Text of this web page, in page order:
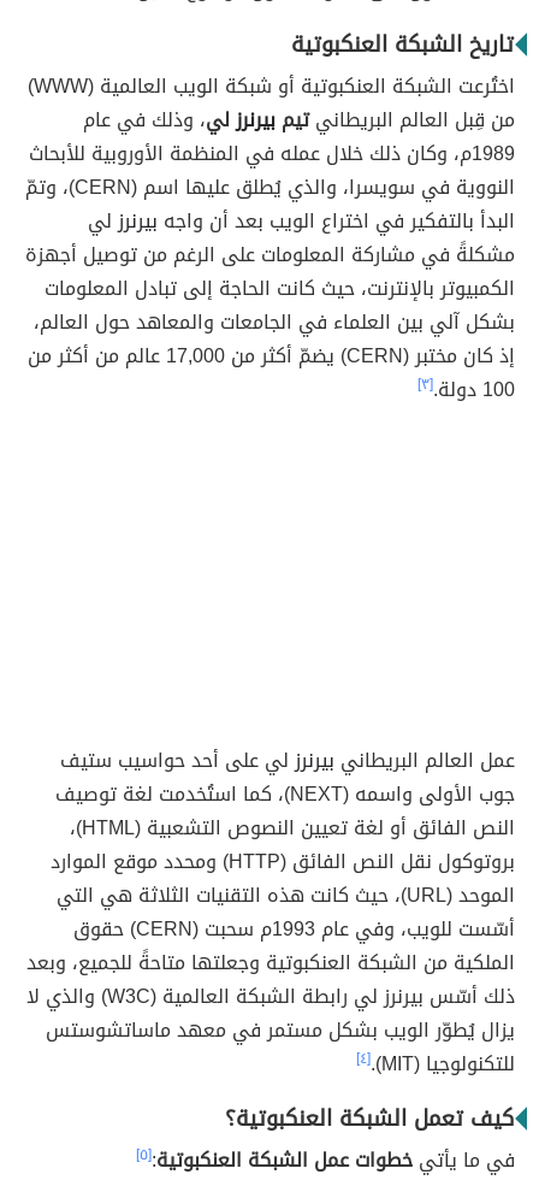
تاريخ الشبكة العنكبوتية
اختُرعت الشبكة العنكبوتية أو شبكة الويب العالمية (WWW)
من قِبل العالم البريطانيتيمبيرنرزلي، وذلك في عام
1989م، وكان ذلك خلال عمله في المنظمة الأوروبية للأبحاث
النووية في سويسرا، والذي يُطلق عليها اسم (CERN)، وتمّ
البدأ بالتفكير في اختراع الويب بعد أن واجه بيرنرزلي
مشكلةً في مشاركة المعلومات على الرغم من توصيل أجهزة
الكمبيوتر بالإنترنت، حيث كانت الحاجة إلى تبادل المعلومات
بشكل آلي بين العلماء في الجامعات والمعاهد حول العالم،
إذ كان مختبر (CERN) يضمّ أكثر من 17,000 عالم من أكثر من
100 دولة.
[٣]
عمل العالم البريطاني بيرنرزلي على أحد حواسيب ستيف
جوب الأولى واسمه (NEXT)، كما استُخدمت لغة توصيف
النص الفائق أو لغة تعيين النصوص التشعبية (HTML)،
بروتوكول نقل النص الفائق (HTTP) ومحدد موقع الموارد
الموحد (URL)، حيث كانت هذه التقنيات الثلاثة هي التي
أسّست للويب، وفي عام 1993م سحبت (CERN) حقوق
الملكية من الشبكة العنكبوتية وجعلتها متاحةً للجميع، وبعد
ذلك أسّس بيرنرز لي رابطة الشبكة العالمية (W3C) والذي لا
يزال يُطوّر الويب بشكل مستمر في معهد ماساتشوستس
للتكنولوجيا (MIT).
[٤]
كيف تعمل الشبكة العنكبوتية؟
في ما يأتيخطوات عمل الشبكة العنكبوتية:[٥]